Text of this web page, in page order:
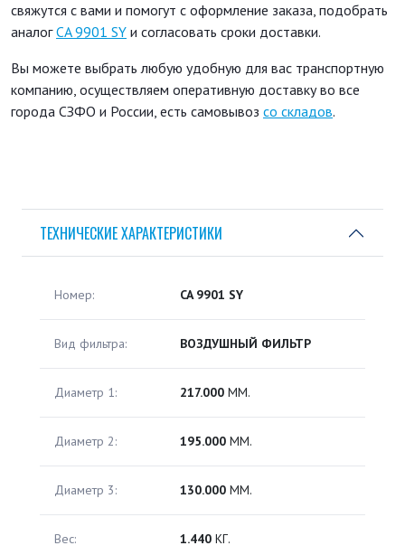
свяжутся с вами и помогут с оформление заказа, подобрать
аналогCA 9901 SY и согласовать сроки доставки.
Вы можете выбрать любую удобную для вас транспортную
компанию, осуществляем оперативную доставку во все
города СЗФО и России, есть самовывоз со складов.
ТЕХНИЧЕСКИЕ ХАРАКТЕРИСТИКИ
Номер: CA 9901 SY
Вид фильтра: ВОЗДУШНЫЙ ФИЛЬТР
Диаметр 1: 217.000 ММ.
Диаметр 2: 195.000 ММ.
Диаметр 3: 130.000 ММ.
Вес: 1.440 КГ.